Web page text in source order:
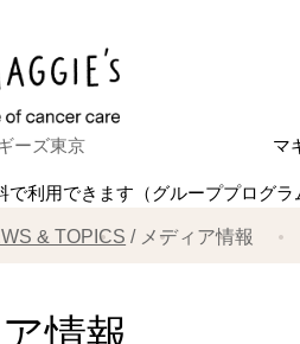
ーズ東京 マ
利用できます（グループプログラ
& TOPICS メディア情報
情報